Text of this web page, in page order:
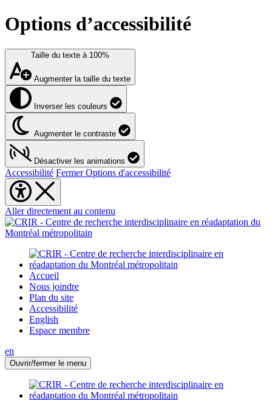
Options d’accessibilité
Taille du texte à 100%
Augmenter la taille du texte
Inverser les couleurs
Augmenter le contraste
Désactiver les animations
Accessibilité Fermer Options d'accessibilité
Aller directement au contenu
Accueil
Nous joindre
Plan du site
Accessibilité
English
Espace membre
en
Ouvrir/fermer le menu